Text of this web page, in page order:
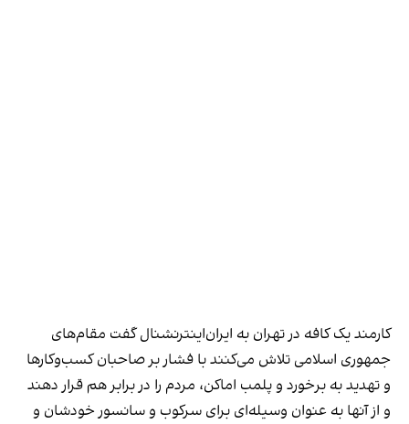
کارمند یک کافه در تهران به ایران‌اینترنشنال گفت مقام‌های
جمهوری اسلامی تلاش می‌کنند با فشار بر صاحبان کسب‌وکارها
و تهدید به برخورد و پلمب اماکن، مردم را در برابر هم قرار دهند
و از آنها به عنوان وسیله‌ای برای سرکوب و سانسور خودشان و